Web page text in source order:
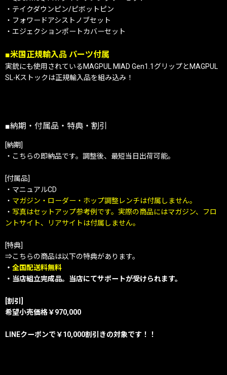
・テイクダウンピン/ピボットピン
・フォワードアシストノブセット
・エジェクションポートカバーセット
■米国正規輸入品 パーツ付属
実銃にも使用されているMAGPUL MIAD Gen1.1グリップとMAGPUL
SL-Kストックは正規輸入品を組み込み！
■納期・付属品・特典・割引
[納期]
・こちらの即納品です。調整後、最短当日出荷可能。
[付属品]
・マニュアルCD
・ マガジン・ローダー・ホップ調整レンチは付属しません。
・ 写真はセットアップ参考例です。実際の商品にはマガジン、フロ
ントサイト、リアサイトは付属しません。
[特典]
⇒こちらの商品は以下の特典があります。
・ 全国配送料無料
・当店組立完成品。当店にてサポートが受けられます。
[割引]
希望小売価格￥970,000
LINEクーポンで￥10,000割引きの対象です！！